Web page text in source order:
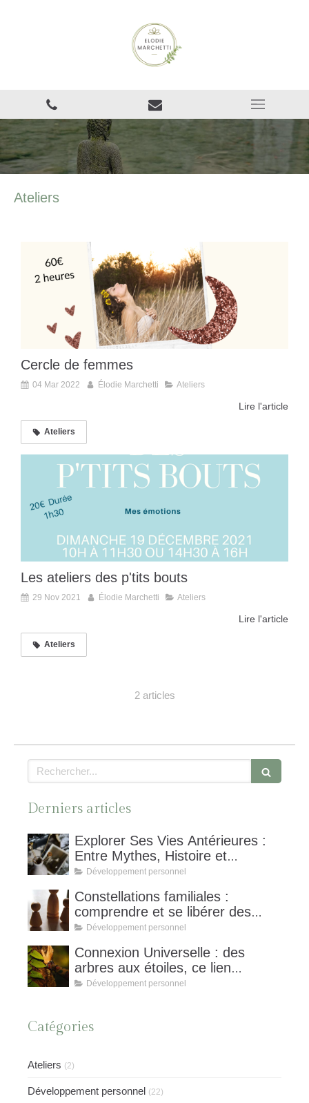
Ateliers
Cercle de femmes
04 Mar 2022 Élodie Marchetti Ateliers
Lire l'article
Ateliers
Les ateliers des p'tits bouts
29 Nov 2021 Élodie Marchetti Ateliers
Lire l'article
Ateliers
2 articles
Rechercher
Derniers articles
Explorer Ses Vies Antérieures :
Entre Mythes, Histoire et
Hypnose Spirituelle,
Développement personnel
Constellations familiales :
comprendre et se libérer des
schémas invisibles
Développement personnel
Connexion Universelle : des
arbres aux étoiles, ce lien
invisible qui nous unit et nourrit
Développement personnel
Catégories
Ateliers (2)
Développement personnel (22)